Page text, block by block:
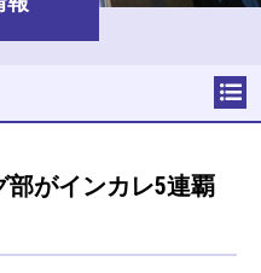
がインカレ5連覇